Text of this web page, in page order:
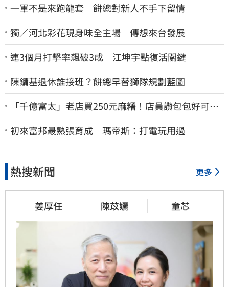
一軍不是來跑龍套 餅總對新人不手下留情
獨／河北彩花現身味全主場 傳想來台發展
連3個月打擊率飆破3成 江坤宇點復活關鍵
陳鏞基退休誰接班？餅總早替獅隊規劃藍圖
「千億富太」老店買250元麻糬！店員讚包包好可
愛 笑回：我自己做的
初來富邦最熟張育成 瑪帝斯：打電玩用過
熱搜新聞 更多
姜厚任 陳苡孋 童芯